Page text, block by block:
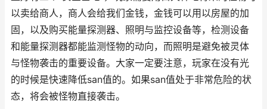
以卖给商人，商人会给我们金钱，金钱可以用以房屋的加
固，以及购买能量探测器、照明与监控设备等，检测设备
和能量探测器都能监测怪物的动向，而照明是避免被灵体
与怪物袭击的重要设备。大家一定要注意，玩家在没有光
的时候是快速降低san值的。如果san值处于非常危险的状
态，将会被怪物直接袭击。